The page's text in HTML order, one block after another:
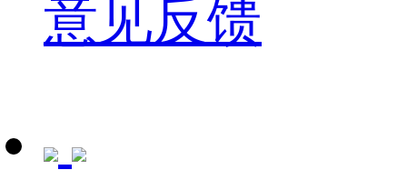
意见反馈